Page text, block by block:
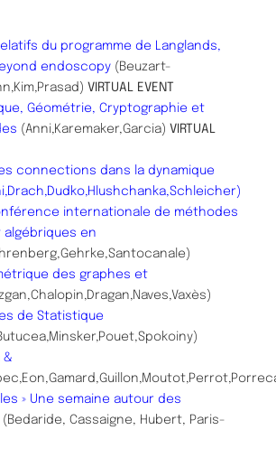
du programme de Langlands,
endoscopy (Beuzart-
VIRTUAL EVENT
Géométrie, Cryptographie et
(Anni,Karemaker,Garcia) VIRTUAL
connections dans la dynamique
internationale de méthodes
en
des graphes et
de Statistique
&
» Une semaine autour des
(Bedaride, Cassaigne, Hubert, Paris-